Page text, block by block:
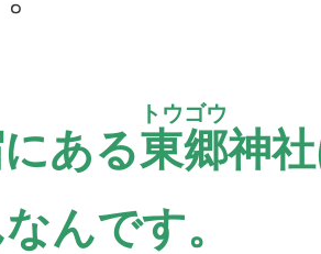
ある東郷
トウゴウ
神
んです。